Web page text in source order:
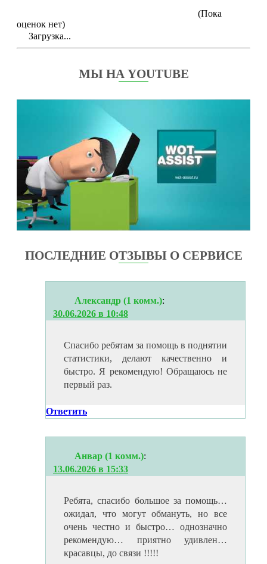
(Пока
оценок нет)
Загрузка...
МЫ НА YOUTUBE
ПОСЛЕДНИЕ ОТЗЫВЫ О СЕРВИСЕ
Александр (1 комм.):
30.06.2026 в 10:48
Спасибо ребятам за помощь в поднятии
статистики, делают качественно и
быстро. Я рекомендую! Обращаюсь не
первый раз.
Ответить
Анвар (1 комм.):
13.06.2026 в 15:33
Ребята, спасибо большое за помощь…
ожидал, что могут обмануть, но все
очень честно и быстро… однозначно
рекомендую… приятно удивлен…
красавцы, до связи !!!!!